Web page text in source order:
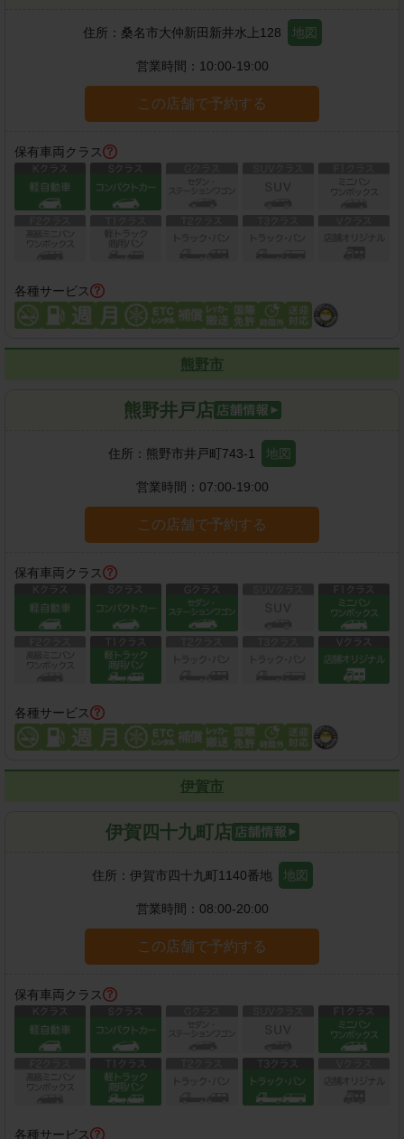
住所： 桑名市大仲新田新井水上128 地図
営業時間： 10:00-19:00
この店舗で予約する
保有車両クラス
各種サービス
熊野市
熊野井戸店
住所： 熊野市井戸町743-1 地図
営業時間： 07:00-19:00
この店舗で予約する
保有車両クラス
各種サービス
伊賀市
伊賀四十九町店
住所： 伊賀市四十九町1140番地 地図
営業時間： 08:00-20:00
この店舗で予約する
保有車両クラス
各種サービス